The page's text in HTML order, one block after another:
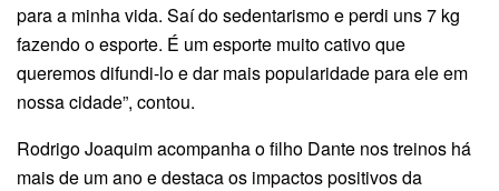
para a minha vida. Saí do sedentarismo e perdi uns 7 kg
fazendo o esporte. É um esporte muito cativo que
queremos difundi-lo e dar mais popularidade para ele em
nossa cidade”, contou.
Rodrigo Joaquim acompanha o filho Dante nos treinos há
mais de um ano e destaca os impactos positivos da